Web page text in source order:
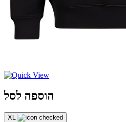
הוספה לסל
XL